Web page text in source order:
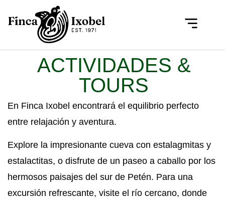
ACTIVIDADES &
TOURS
En Finca Ixobel encontrará el equilibrio perfecto
entre relajación y aventura.
Explore la impresionante cueva con estalagmitas y
estalactitas, o disfrute de un paseo a caballo por los
hermosos paisajes del sur de Petén. Para una
excursión refrescante, visite el río cercano, donde